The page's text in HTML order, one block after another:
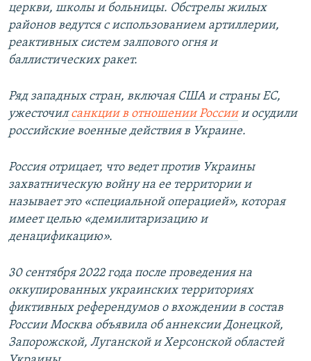
церкви, школы и больницы. Обстрелы жилых
районов ведутся с использованием артиллерии,
реактивных систем залпового огня и
баллистических ракет.
Ряд западных стран, включая США и страны ЕС,
ужесточилсанкции в отношении Россиии осудили
российские военные действия в Украине.
Россия отрицает, что ведет против Украины
захватническую войну на ее территории и
называет это «специальной операцией», которая
имеет целью «демилитаризацию и
денацификацию».
30 сентября 2022 года после проведения на
оккупированных украинских территориях
фиктивных референдумов о вхождении в состав
России Москва объявила об аннексии Донецкой,
Запорожской, Луганской и Херсонской областей